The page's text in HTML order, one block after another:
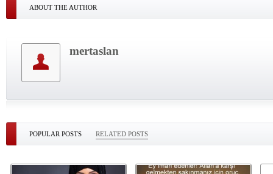
ABOUT THE AUTHOR
mertaslan
POPULAR POSTS RELATED POSTS